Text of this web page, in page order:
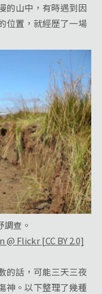
的山中，有時遇到因
位置，就經歷了一場
查。
@ Flickr [CC BY 2.0]
話，可能三天三夜
神。以下整理了幾種